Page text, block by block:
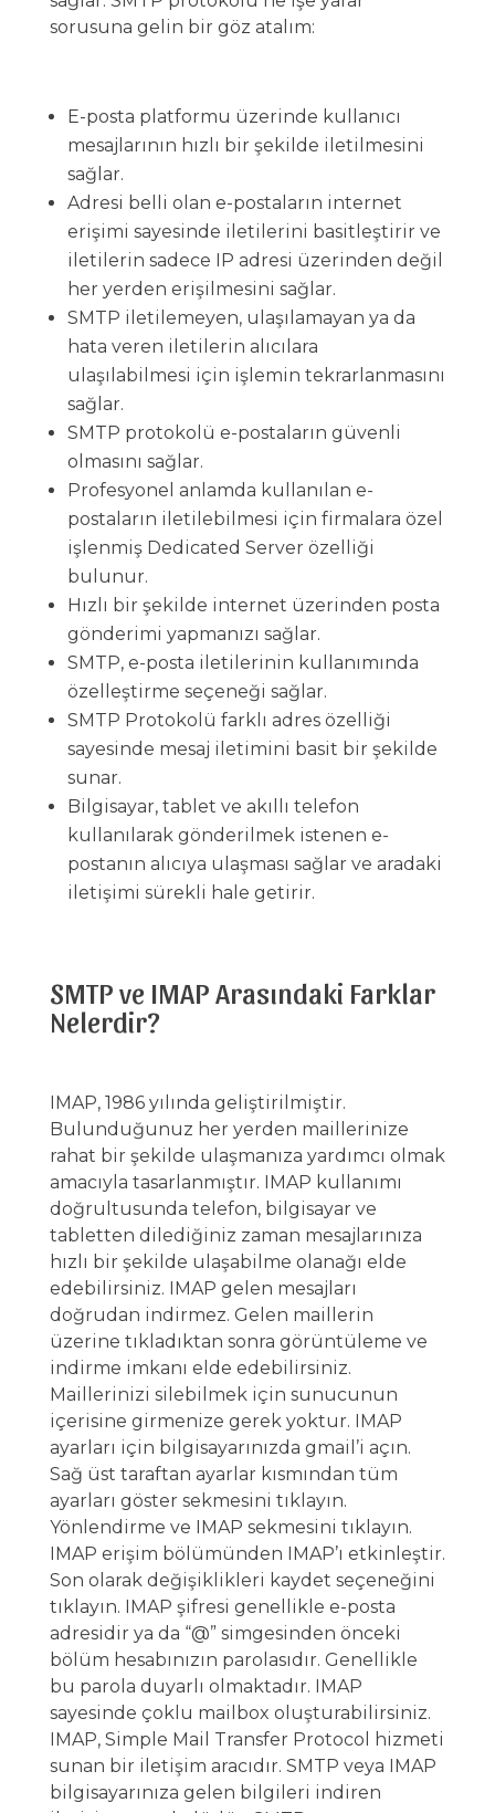
sorusuna gelin bir göz atalım:
E-posta platformu üzerinde kullanıcı
mesajlarının hızlı bir şekilde iletilmesini
sağlar.
Adresi belli olan e-postaların internet
erişimi sayesinde iletilerini basitleştirir ve
iletilerin sadece IP adresi üzerinden değil
her yerden erişilmesini sağlar.
SMTP iletilemeyen, ulaşılamayan ya da
hata veren iletilerin alıcılara
ulaşılabilmesi için işlemin tekrarlanmasını
sağlar.
SMTP protokolü e-postaların güvenli
olmasını sağlar.
Profesyonel anlamda kullanılan e-
postaların iletilebilmesi için firmalara özel
işlenmiş Dedicated Server özelliği
bulunur.
Hızlı bir şekilde internet üzerinden posta
gönderimi yapmanızı sağlar.
SMTP, e-posta iletilerinin kullanımında
özelleştirme seçeneği sağlar.
SMTP Protokolü farklı adres özelliği
sayesinde mesaj iletimini basit bir şekilde
sunar.
Bilgisayar, tablet ve akıllı telefon
kullanılarak gönderilmek istenen e-
postanın alıcıya ulaşması sağlar ve aradaki
iletişimi sürekli hale getirir.
SMTP ve IMAP Arasındaki Farklar
Nelerdir?
IMAP, 1986 yılında geliştirilmiştir.
Bulunduğunuz her yerden maillerinize
rahat bir şekilde ulaşmanıza yardımcı olmak
amacıyla tasarlanmıştır. IMAP kullanımı
doğrultusunda telefon, bilgisayar ve
tabletten dilediğiniz zaman mesajlarınıza
hızlı bir şekilde ulaşabilme olanağı elde
edebilirsiniz. IMAP gelen mesajları
doğrudan indirmez. Gelen maillerin
üzerine tıkladıktan sonra görüntüleme ve
indirme imkanı elde edebilirsiniz.
Maillerinizi silebilmek için sunucunun
içerisine girmenize gerek yoktur. IMAP
ayarları için bilgisayarınızda gmail’i açın.
Sağ üst taraftan ayarlar kısmından tüm
ayarları göster sekmesini tıklayın.
Yönlendirme ve IMAP sekmesini tıklayın.
IMAP erişim bölümünden IMAP’ı etkinleştir.
Son olarak değişiklikleri kaydet seçeneğini
tıklayın. IMAP şifresi genellikle e-posta
adresidir ya da “@” simgesinden önceki
bölüm hesabınızın parolasıdır. Genellikle
bu parola duyarlı olmaktadır. IMAP
sayesinde çoklu mailbox oluşturabilirsiniz.
IMAP, Simple Mail Transfer Protocol hizmeti
sunan bir iletişim aracıdır. SMTP veya IMAP
bilgisayarınıza gelen bilgileri indiren